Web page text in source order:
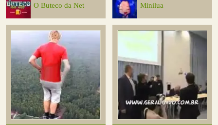
O Buteco da Net Minilua